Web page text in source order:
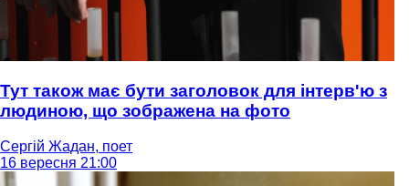
Тут також має бути заголовок для інтерв'ю з
людиною, що зображена на фото
Сергій Жадан, поет
16 вересня 21:00